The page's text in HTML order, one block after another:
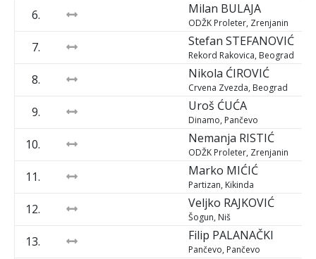
6. Milan BULAJA
ODŽK Proleter, Zrenjanin
7. Stefan STEFANOVIĆ
Rekord Rakovica, Beograd
8. Nikola ĆIROVIĆ
Crvena Zvezda, Beograd
9. Uroš ĆUĆA
Dinamo, Pančevo
10. Nemanja RISTIĆ
ODŽK Proleter, Zrenjanin
11. Marko MIĆIĆ
Partizan, Kikinda
12. Veljko RAJKOVIĆ
Šogun, Niš
13. Filip PALANAČKI
Pančevo, Pančevo